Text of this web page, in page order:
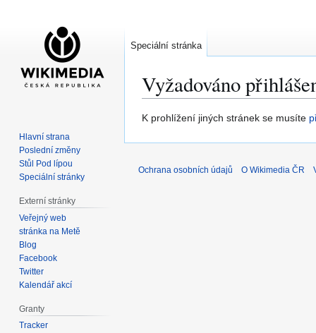
Vyžadováno
Skočit
Skočit
K prohlížení jiných stránek se musíte
Speciální stránka
Hlavní strana
Poslední změny
Stůl Pod lípou
Speciální stránky
Externí stránky
Veřejný web
stránka na Metě
Blog
Facebook
Twitter
Kalendář akcí
Granty
Tracker
Ochrana osobních údajů O Wikimedia ČR